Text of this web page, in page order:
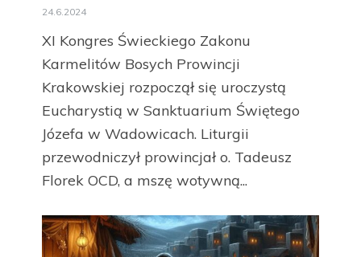
24.6.2024
XI Kongres Świeckiego Zakonu
Karmelitów Bosych Prowincji
Krakowskiej rozpoczął się uroczystą
Eucharystią w Sanktuarium Świętego
Józefa w Wadowicach. Liturgii
przewodniczył prowincjał o. Tadeusz
Florek OCD, a mszę wotywną...